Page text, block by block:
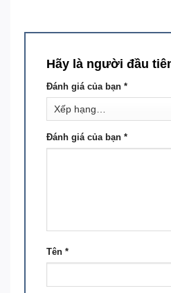
Hãy là người đầu
Đánh giá của bạn *
Đánh giá của bạn *
Tên *